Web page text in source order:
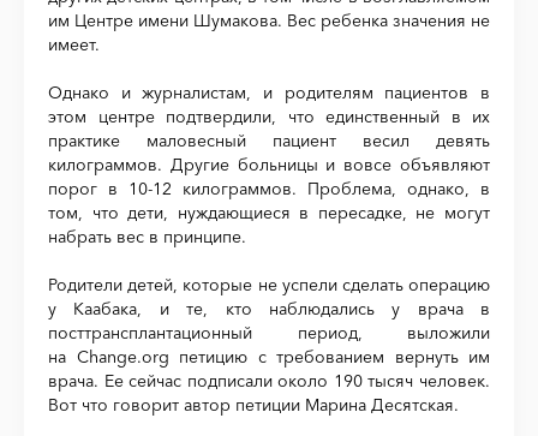
им Центре имени Шумакова. Вес ребенка значения не
имеет.
Однако и журналистам, и родителям пациентов в
этом центре подтвердили, что единственный в их
практике маловесный пациент весил девять
килограммов. Другие больницы и вовсе объявляют
порог в 10-12 килограммов. Проблема, однако, в
том, что дети, нуждающиеся в пересадке, не могут
набрать вес в принципе.
Родители детей, которые не успели сделать операцию
у Каабака, и те, кто наблюдались у врача в
посттрансплантационный период, выложили
на Сhange.org петицию с требованием вернуть им
врача. Ее сейчас подписали около 190 тысяч человек.
Вот что говорит автор петиции Марина Десятская.